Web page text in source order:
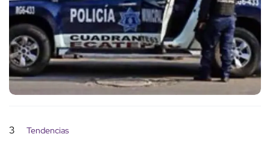
3 Tendencias